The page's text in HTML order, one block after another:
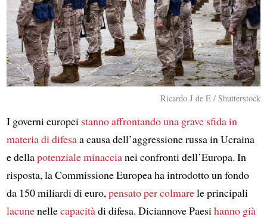
Ricardo J de E / Shutterstock
I governi europei stanno affrontandouna grave sfida in
materia di difesaa causa dell’aggressione russa in Ucraina
e dellapotenziale minaccianei confronti dell’Europa. In
risposta, la Commissione Europea ha introdotto un fondo
da 150 miliardi di euro, pensato per colmarele principali
lacunenellecapacitàdi difesa. Diciannove Paesi hanno già